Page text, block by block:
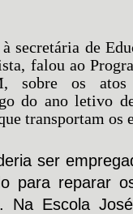
secretária de
falou ao
sobre os atos
do ano letivo
transportam os
ser
para reparar
Na Escola